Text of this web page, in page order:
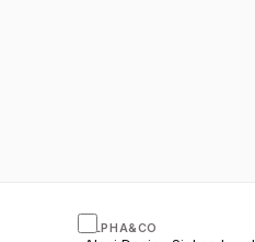
ALPHA&CO